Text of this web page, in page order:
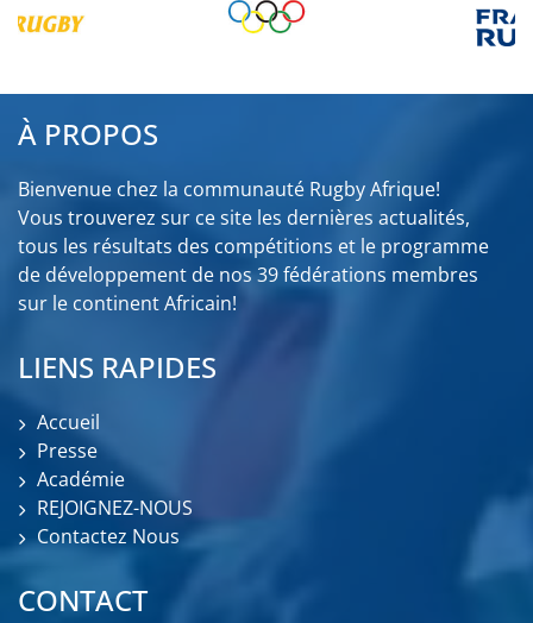
À PROPOS
Bienvenue chez la communauté Rugby Afrique!
Vous trouverez sur ce site les dernières actualités,
tous les résultats des compétitions et le programme
de développement de nos 39 fédérations membres
sur le continent Africain!
LIENS RAPIDES
Accueil
Presse
Académie
REJOIGNEZ-NOUS
Contactez Nous
CONTACT